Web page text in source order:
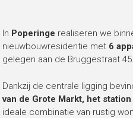
In Poperinge realiseren we
nieuwbouwresidentie met 6
gelegen aan de Bruggestraat 45.
Dankzij de centrale ligging
van de Grote Markt, het
ideale combinatie van rustig